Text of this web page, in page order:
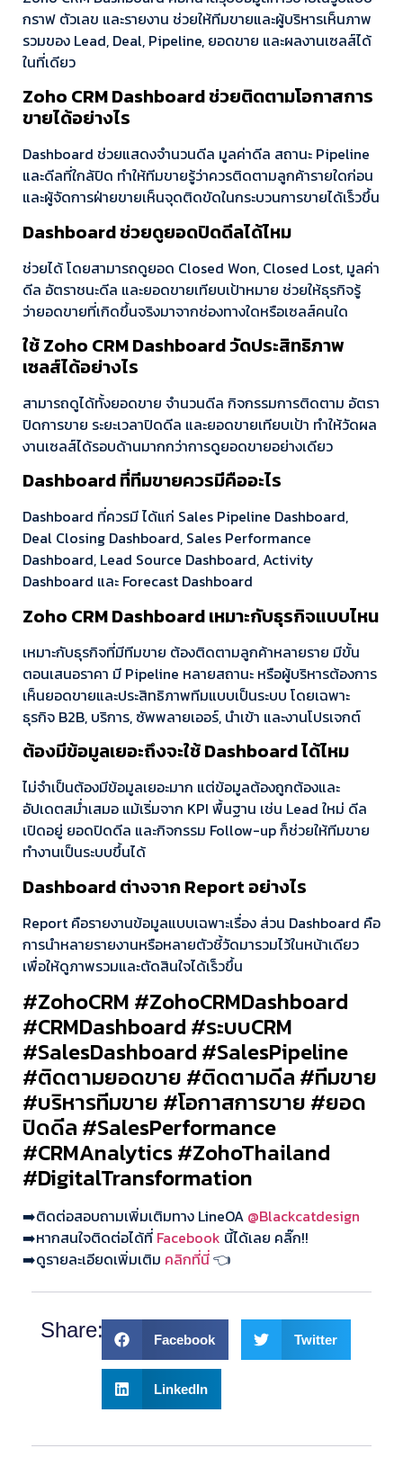
กราฟ ตัวเลข และรายงาน ช่วยให้ทีมขายและผู้บริหารเห็นภาพ
รวมของ Lead, Deal, Pipeline, ยอดขาย และผลงานเซลส์ได้
ในที่เดียว
Zoho CRM Dashboard ช่วยติดตามโอกาสการ
ขายได้อย่างไร
Dashboard ช่วยแสดงจำนวนดีล มูลค่าดีล สถานะ Pipeline
และดีลที่ใกล้ปิด ทำให้ทีมขายรู้ว่าควรติดตามลูกค้ารายใดก่อน
และผู้จัดการฝ่ายขายเห็นจุดติดขัดในกระบวนการขายได้เร็วขึ้น
Dashboard ช่วยดูยอดปิดดีลได้ไหม
ช่วยได้ โดยสามารถดูยอด Closed Won, Closed Lost, มูลค่า
ดีล อัตราชนะดีล และยอดขายเทียบเป้าหมาย ช่วยให้ธุรกิจรู้
ว่ายอดขายที่เกิดขึ้นจริงมาจากช่องทางใดหรือเซลส์คนใด
ใช้ Zoho CRM Dashboard วัดประสิทธิภาพ
เซลส์ได้อย่างไร
สามารถดูได้ทั้งยอดขาย จำนวนดีล กิจกรรมการติดตาม อัตรา
ปิดการขาย ระยะเวลาปิดดีล และยอดขายเทียบเป้า ทำให้วัดผล
งานเซลส์ได้รอบด้านมากกว่าการดูยอดขายอย่างเดียว
Dashboard ที่ทีมขายควรมีคืออะไร
Dashboard ที่ควรมี ได้แก่ Sales Pipeline Dashboard,
Deal Closing Dashboard, Sales Performance
Dashboard, Lead Source Dashboard, Activity
Dashboard และ Forecast Dashboard
Zoho CRM Dashboard เหมาะกับธุรกิจแบบไหน
เหมาะกับธุรกิจที่มีทีมขาย ต้องติดตามลูกค้าหลายราย มีขั้น
ตอนเสนอราคา มี Pipeline หลายสถานะ หรือผู้บริหารต้องการ
เห็นยอดขายและประสิทธิภาพทีมแบบเป็นระบบ โดยเฉพาะ
ธุรกิจ B2B, บริการ, ซัพพลายเออร์, นำเข้า และงานโปรเจกต์
ต้องมีข้อมูลเยอะถึงจะใช้ Dashboard ได้ไหม
ไม่จำเป็นต้องมีข้อมูลเยอะมาก แต่ข้อมูลต้องถูกต้องและ
อัปเดตสม่ำเสมอ แม้เริ่มจาก KPI พื้นฐาน เช่น Lead ใหม่ ดีล
เปิดอยู่ ยอดปิดดีล และกิจกรรม Follow-up ก็ช่วยให้ทีมขาย
ทำงานเป็นระบบขึ้นได้
Dashboard ต่างจาก Report อย่างไร
Report คือรายงานข้อมูลแบบเฉพาะเรื่อง ส่วน Dashboard คือ
การนำหลายรายงานหรือหลายตัวชี้วัดมารวมไว้ในหน้าเดียว
เพื่อให้ดูภาพรวมและตัดสินใจได้เร็วขึ้น
#ZohoCRM #ZohoCRMDashboard
#CRMDashboard #ระบบCRM
#SalesDashboard #SalesPipeline
#ติดตามยอดขาย #ติดตามดีล #ทีมขาย
#บริหารทีมขาย #โอกาสการขาย #ยอด
ปิดดีล #SalesPerformance
#CRMAnalytics #ZohoThailand
#DigitalTransformation
➡️ติดต่อสอบถามเพิ่มเติมทาง LineOA @Blackcatdesign
➡️หากสนใจติดต่อได้ที่ Facebook นี้ได้เลย คลิ๊ก!!
➡️ดูรายละเอียดเพิ่มเติม คลิกที่นี่👈
Share: Facebook Twitter
LinkedIn